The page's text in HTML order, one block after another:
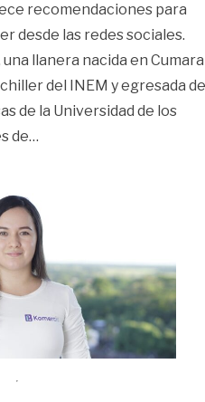
recomendaciones para
desde las redes sociales.
llanera nacida en
del INEM y egresada de
de la Universidad de los
de…